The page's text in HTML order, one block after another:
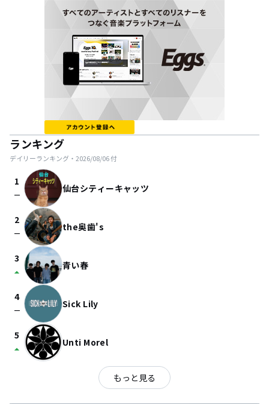
ランキング
デイリーランキング・ 2026/08/06付
1
check_indeterminate_small 仙台シティーキャッツ
2
check_indeterminate_small the奥歯's
3
arrow_drop_up 青い春
4
check_indeterminate_small Sick Lily
5
arrow_drop_up Unti Morel
もっと見る